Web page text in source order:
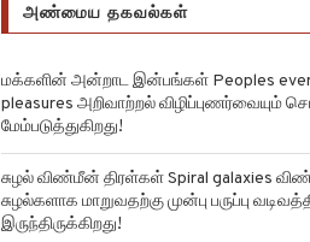
அண்மைய தகவல்கள்
மக்களின் அன்றாட இன்பங்கள் Peoples
pleasures அறிவாற்றல் விழிப்புணர்வையும்
மேம்படுத்துகிறது!
சுழல் விண்மீன் திரள்கள் Spiral galaxies
சுழல்களாக மாறுவதற்கு முன்பு பருப்பு
இருந்திருக்கிறது!